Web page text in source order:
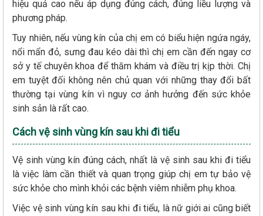
hiệu quả cao nếu áp dụng đúng cách, đúng liều lượng và
phương pháp.
Tuy nhiên, nếu vùng kín của chị em có biểu hiện ngứa ngáy,
nổi mẩn đỏ, sưng đau kéo dài thì chị em cần đến ngay cơ
sở y tế chuyên khoa để thăm khám và điều trị kịp thời. Chị
em tuyệt đối không nên chủ quan với những thay đổi bất
thường tại vùng kín vì nguy cơ ảnh hưởng đến sức khỏe
sinh sản là rất cao.
Cách vệ sinh vùng kín sau khi đi tiểu
Vệ sinh vùng kín đúng cách, nhất là vệ sinh sau khi đi tiểu
là việc làm cần thiết và quan trọng giúp chị em tự bảo vệ
sức khỏe cho mình khỏi các bệnh viêm nhiễm phụ khoa.
Việc vệ sinh vùng kín sau khi đi tiểu, là nữ giới ai cũng biết